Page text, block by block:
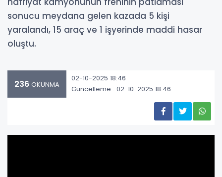
sonucu meydana gelen kazada 5 kişi
yaralandı, 15 araç ve 1 işyerinde maddi hasar
oluştu.
236 OKUNMA
02-10-2025 18:46
Güncelleme : 02-10-2025 18:46